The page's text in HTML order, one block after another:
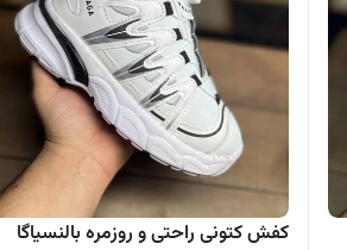
کفش کتونی راحتی و روزمره بالنسیاگا